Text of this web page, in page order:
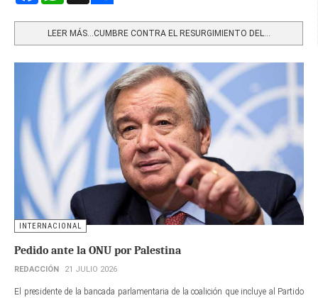
LEER MÁS…CUMBRE CONTRA EL RESURGIMIENTO DEL...
INTERNACIONAL
Pedido ante la ONU por Palestina
REDACCIÓN 21 JULIO 2026
El presidente de la bancada parlamentaria de la coalición que incluye al Partido